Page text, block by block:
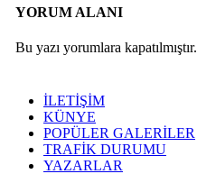
YORUM ALANI
Bu yazı yorumlara kapatılmıştır.
İLETİŞİM
KÜNYE
POPÜLER GALERİLER
TRAFİK DURUMU
YAZARLAR